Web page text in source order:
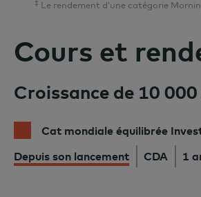
‡ Le rendement d’une catégorie
Cours et
Croissance de 10
Cat mondiale équilibrée
Depuis son lancement
CDA 1